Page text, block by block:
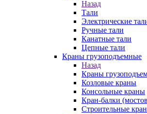
Назад
Тали
Электрические
Ручные тали
Канатные тали
Цепные тали
Краны грузоподъемные
Назад
Краны
Козловые краны
Консольные краны
Кран-балки
Строительные